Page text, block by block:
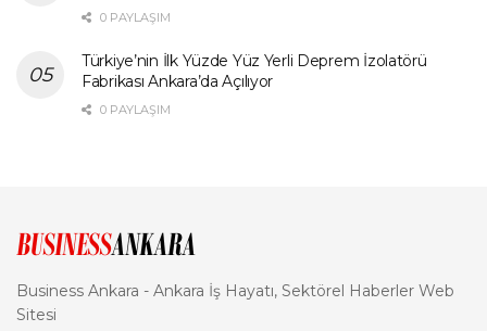
0 PAYLAŞIM
Türkiye’nin İlk Yüzde Yüz Yerli Deprem İzolatörü
Fabrikası Ankara’da Açılıyor
0 PAYLAŞIM
Business Ankara - Ankara İş Hayatı, Sektörel Haberler Web
Sitesi